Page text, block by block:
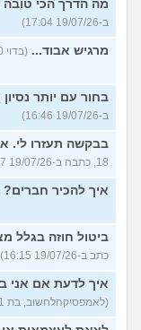
מה הדרך הכי
ב-19/07/26 17:04)
מרגיש אבוד... (בדוי 30, בן 30, כתב ב-19/07/26 16:55)
בחור עם יותר
ב-19/07/26 16:46)
בבקשה תעזרו לי.
18, כתבה ב-19/07/26 16:37)
איך להכיר חברים?
ביטול חוזה בגלל
כתב ב-19/07/26 16:15)
איך לדעת אם אני
(לאמפסיקהלחשוב, בת 21, כתבה ב-19/07/26 16:04)